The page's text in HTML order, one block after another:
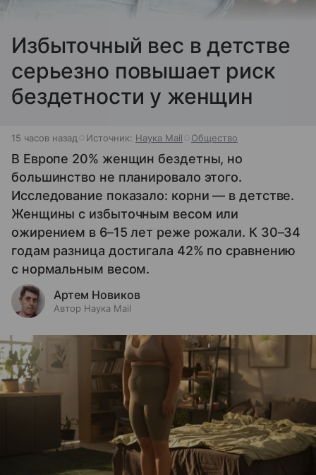
Избыточный вес в детстве
серьезно повышает риск
бездетности у женщин
15 часов назад Источник: Наука Mail Общество
В Европе 20% женщин бездетны, но
большинство не планировало этого.
Исследование показало: корни — в детстве.
Женщины с избыточным весом или
ожирением в 6–15 лет реже рожали. К 30–34
годам разница достигала 42% по сравнению
с нормальным весом.
Артем Новиков
Автор Наука Mail